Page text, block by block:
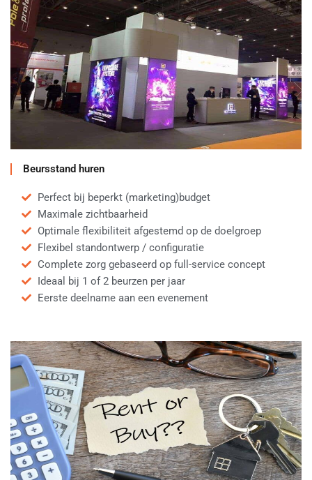
Beursstand huren
Perfect bij beperkt (marketing)budget
Maximale zichtbaarheid
Optimale flexibiliteit afgestemd op de doelgroep
Flexibel standontwerp / configuratie
Complete zorg gebaseerd op full-service concept
Ideaal bij 1 of 2 beurzen per jaar
Eerste deelname aan een evenement